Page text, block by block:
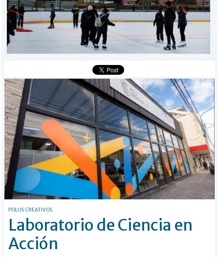
POLICIALES
I-DIARIO
MÁS
BÚSQUEDA
POLOS CREATIVOS
Laboratorio de Ciencia en
Acción